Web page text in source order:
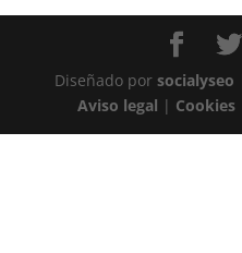
Diseñado porsocialyseo
Aviso legal | Cookies